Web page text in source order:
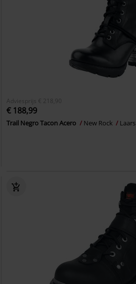
Adviesprijs € 218,90
€ 188,99
Trail Negro Tacon Acero New Rock Laars